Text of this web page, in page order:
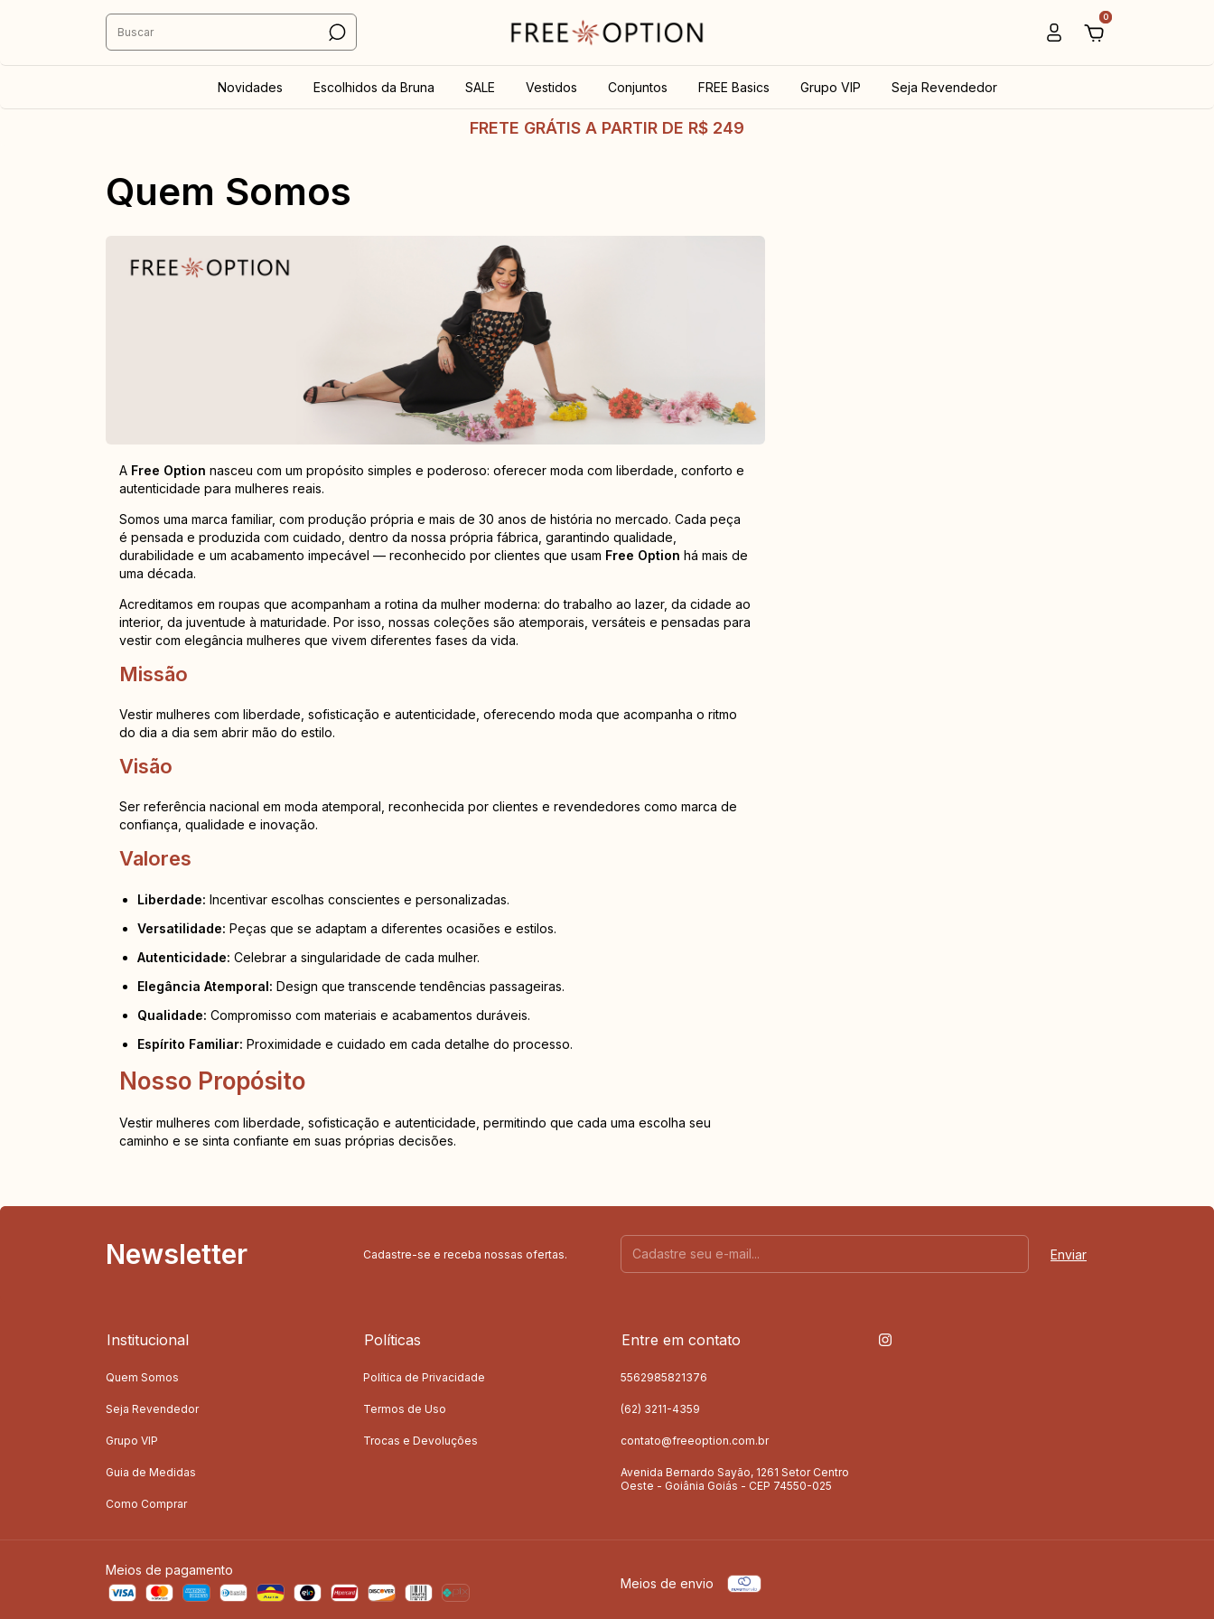
0
Novidades Escolhidos da Bruna SALE Vestidos Conjuntos FREE Basics Grupo VIP Seja Revendedor
FRETE GRÁTIS A PARTIR DE R$ 249
Quem Somos
A Free Option nasceu com um propósito simples e poderoso: oferecer moda com liberdade, conforto e
autenticidade para mulheres reais.
Somos uma marca familiar, com produção própria e mais de 30 anos de história no mercado. Cada peça
é pensada e produzida com cuidado, dentro da nossa própria fábrica, garantindo qualidade,
durabilidade e um acabamento impecável — reconhecido por clientes que usam Free Option há mais de
uma década.
Acreditamos em roupas que acompanham a rotina da mulher moderna: do trabalho ao lazer, da cidade ao
interior, da juventude à maturidade. Por isso, nossas coleções são atemporais, versáteis e pensadas para
vestir com elegância mulheres que vivem diferentes fases da vida.
Missão
Vestir mulheres com liberdade, sofisticação e autenticidade, oferecendo moda que acompanha o ritmo
do dia a dia sem abrir mão do estilo.
Visão
Ser referência nacional em moda atemporal, reconhecida por clientes e revendedores como marca de
confiança, qualidade e inovação.
Valores
Liberdade: Incentivar escolhas conscientes e personalizadas.
Versatilidade: Peças que se adaptam a diferentes ocasiões e estilos.
Autenticidade: Celebrar a singularidade de cada mulher.
Elegância Atemporal: Design que transcende tendências passageiras.
Qualidade: Compromisso com materiais e acabamentos duráveis.
Espírito Familiar: Proximidade e cuidado em cada detalhe do processo.
Nosso Propósito
Vestir mulheres com liberdade, sofisticação e autenticidade, permitindo que cada uma escolha seu
caminho e se sinta confiante em suas próprias decisões.
Newsletter Cadastre-se e receba nossas ofertas.
Institucional
Quem Somos
Seja Revendedor
Grupo VIP
Guia de Medidas
Como Comprar
Políticas
Política de Privacidade
Termos de Uso
Trocas e Devoluções
Entre em contato
5562985821376
(62) 3211-4359
contato@freeoption.com.br
Avenida Bernardo Sayão, 1261 Setor Centro
Oeste - Goiânia Goiás - CEP 74550-025
Meios de pagamento
Meios de envio